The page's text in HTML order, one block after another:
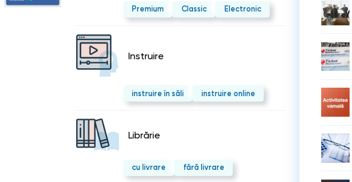
Premium Classic Electronic
Instruire
instruire în săli instruire online
Librărie
cu livrare fără livrare